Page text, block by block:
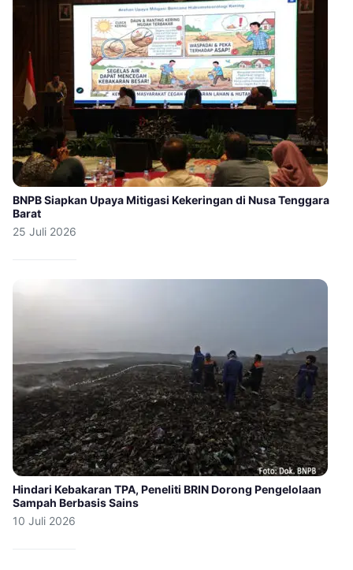
BNPB Siapkan Upaya Mitigasi Kekeringan di Nusa Tenggara
Barat
25 Juli 2026
Hindari Kebakaran TPA, Peneliti BRIN Dorong Pengelolaan
Sampah Berbasis Sains
10 Juli 2026